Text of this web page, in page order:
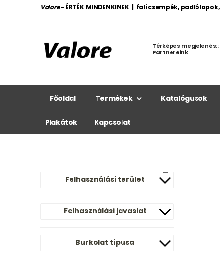
Valore - ÉRTÉK MINDENKINEK | fali csempék,
Térképes megjelenés::
Partnereink
Főoldal Termékek Katalógusok
Plakátok Kapcsolat
Felhasználási terület
Felhasználási javaslat
Burkolat típusa